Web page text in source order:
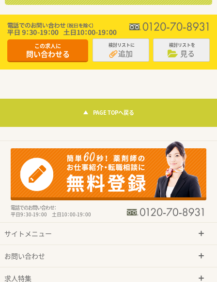
この求人に
問い合わせる
検討リストに
追加
検討リストを
見る
PAGE TOPへ戻る
電話でのお問い合わせ：
平日9：30-19：00 土日10：00-19：00
サイトメニュー
お問い合わせ
求人特集